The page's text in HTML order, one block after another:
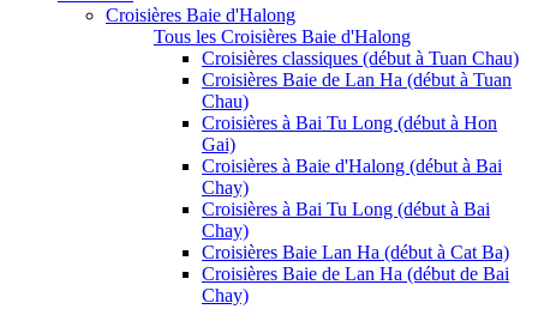
Croisières Baie d'Halong
Tous les Croisières Baie d'Halong
Croisières classiques (début à Tuan Chau)
Croisières Baie de Lan Ha (début à Tuan
Chau)
Croisières à Bai Tu Long (début à Hon
Gai)
Croisières à Baie d'Halong (début à Bai
Chay)
Croisières à Bai Tu Long (début à Bai
Chay)
Croisières Baie Lan Ha (début à Cat Ba)
Croisières Baie de Lan Ha (début de Bai
Chay)